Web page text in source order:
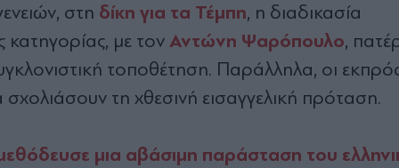
στη δίκη για τα Τέμπη, η διαδικασία
κατηγορίας, με τον Αντώνη Ψαρόπουλο,
τοποθέτηση. Παράλληλα, οι
τη χθεσινή εισαγγελική πρόταση.
μια αβάσιμη παράσταση του